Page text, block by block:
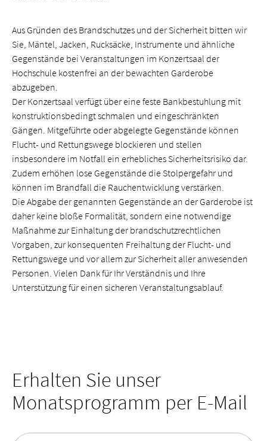
Aus Gründen des Brandschutzes und der Sicherheit bitten wir
Sie, Mäntel, Jacken, Rucksäcke, Instrumente und ähnliche
Gegenstände bei Veranstaltungen im Konzertsaal der
Hochschule kostenfrei an der bewachten Garderobe
abzugeben.
Der Konzertsaal verfügt über eine feste Bankbestuhlung mit
konstruktionsbedingt schmalen und eingeschränkten
Gängen. Mitgeführte oder abgelegte Gegenstände können
Flucht- und Rettungswege blockieren und stellen
insbesondere im Notfall ein erhebliches Sicherheitsrisiko dar.
Zudem erhöhen lose Gegenstände die Stolpergefahr und
können im Brandfall die Rauchentwicklung verstärken.
Die Abgabe der genannten Gegenstände an der Garderobe ist
daher keine bloße Formalität, sondern eine notwendige
Maßnahme zur Einhaltung der brandschutzrechtlichen
Vorgaben, zur konsequenten Freihaltung der Flucht- und
Rettungswege und vor allem zur Sicherheit aller anwesenden
Personen. Vielen Dank für Ihr Verständnis und Ihre
Unterstützung für einen sicheren Veranstaltungsablauf.
Erhalten Sie unser
Monatsprogramm per E-Mail